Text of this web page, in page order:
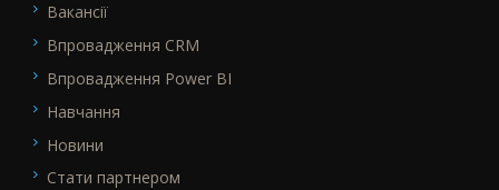
Вакансії
Впровадження CRM
Впровадження Power BI
Навчання
Новини
Стати партнером